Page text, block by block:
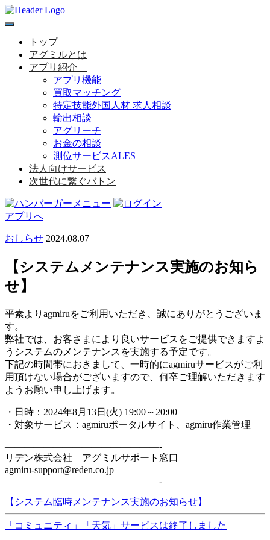
toggle
navigationトップ
アグミルとは
アプリ紹介
アプリ機能
買取マッチング
特定技能外国人材 求人相談
輸出相談
アグリーチ
お金の相談
測位サービスALES
法人向けサービス
次世代に繋ぐバトン
アプリへ
おしらせ 2024.08.07
【システムメンテナンス実施のお知ら
せ】
平素よりagmiruをご利用いただき、誠にありがとうございま
す。
弊社では、お客さまにより良いサービスをご提供できますよ
うシステムのメンテナンスを実施する予定です。
下記の時間帯におきまして、一時的にagmiruサービスがご利
用頂けない場合がございますので、何卒ご理解いただきます
ようお願い申し上げます。
・日時：2024年8月13日(火) 19:00～20:00
・対象サービス：agmiruポータルサイト、agmiru作業管理
————————————————-
リデン株式会社 アグミルサポート窓口
agmiru-support@reden.co.jp
————————————————-
【システム臨時メンテナンス実施のお知らせ】
「コミュニティ」「天気」サービスは終了しました